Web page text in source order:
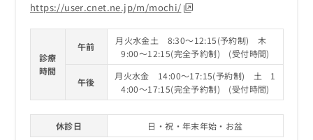
https://user.cnet.ne.jp/m/mochi/
診療
時間
午前
月火水金土 8:30～12:15(予約制) 木
9:00～12:15(完全予約制) (受付時間)
午後
月火水金 14:00～17:15(予約制) 土 1
4:00～17:15(完全予約制) (受付時間)
休診日 日・祝・年末年始・お盆